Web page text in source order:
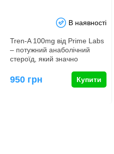
В наявності
Tren-A 100mg від Prime Labs
– потужний анаболічний
стероїд, який значно
силу…
950 грн Купити